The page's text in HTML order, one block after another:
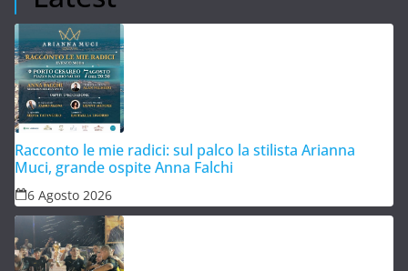
Racconto le mie radici: sul palco la stilista Arianna
Muci, grande ospite Anna Falchi
6 Agosto 2026